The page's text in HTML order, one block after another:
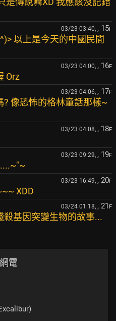
03/23 03:40, , 15F
以上是今天的中國民間
03/23 04:00, , 16F
Orz
03/23 04:06, , 17F
? 像恐怖的格林童話那樣~
03/23 04:08, , 18F
03/23 09:29, , 19F
03/23 16:49, , 20F
XDD
03/24 01:18, , 21 F
基因突變生物的故事...
網電